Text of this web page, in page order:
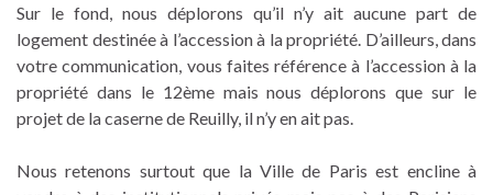
Sur le fond, nous déplorons qu’il n’y ait aucune part de
logement destinée à l’accession à la propriété. D’ailleurs, dans
votre communication, vous faites référence à l’accession à la
propriété dans le 12ème mais nous déplorons que sur le
projet de la caserne de Reuilly, il n’y en ait pas.
Nous retenons surtout que la Ville de Paris est encline à